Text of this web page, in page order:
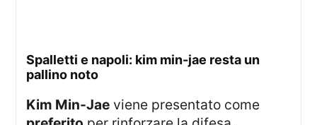
spalletti e napoli: kim min-jae resta un
pallino noto
Kim Min-Jae viene presentato come